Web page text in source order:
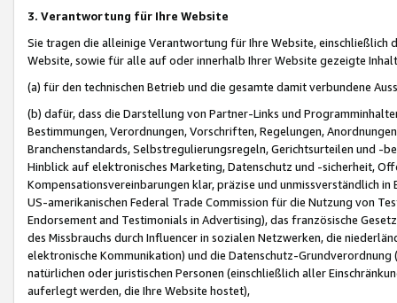
3. Verantwortung für Ihre Website
Sie tragen die alleinige Verantwortung für Ihre Website,
Website, sowie für alle auf oder innerhalb Ihrer Website gezeigte
(a) für den technischen Betrieb und die gesamte damit verbundene
(b) dafür, dass die Darstellung von Partner-Links und
Bestimmungen, Verordnungen, Vorschriften, Regelungen,
Branchenstandards, Selbstregulierungsregeln, Gerichtsurteilen und -
Hinblick auf elektronisches Marketing, Datenschutz und -sicherheit,
Kompensationsvereinbarungen klar, präzise und unmissverständlich
US-amerikanischen Federal Trade Commission für die Nutzung von
Endorsement and Testimonials in Advertising), das französische
des Missbrauchs durch Influencer in sozialen Netzwerken, die
elektronische Kommunikation) und die Datenschutz-
natürlichen oder juristischen Personen (einschließlich aller
auferlegt werden, die Ihre Website hostet),